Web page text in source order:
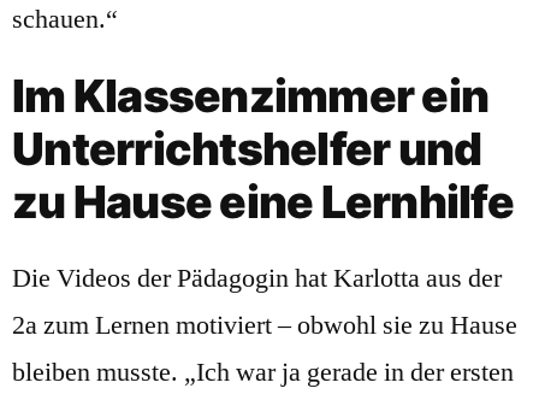
schauen.“
Im Klassenzimmer ein
Unterrichtshelfer und
zu Hause eine Lernhilfe
Die Videos der Pädagogin hat Karlotta aus der
2a zum Lernen motiviert – obwohl sie zu Hause
bleiben musste. „Ich war ja gerade in der ersten